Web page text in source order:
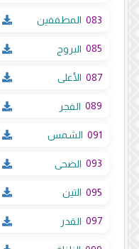
083 المطففين
085 البروج
087 الأعلى
089 الفجر
091 الشمس
093 الضحى
095 التين
097 القدر